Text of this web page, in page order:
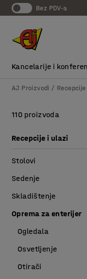
bez PDV-a
Kancelarije i
AJ Proizvodi
110 proizvoda
Recepcije i ulazi
Stolovi
Sedenje
Skladištenje
Oprema za enterijer
Ogledala
Osvetljenje
Otirači